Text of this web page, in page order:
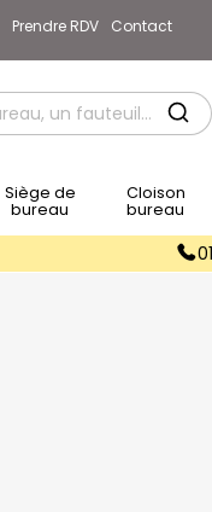
Prendre RDV Contact
Siège de
bureau
Cloison
bureau